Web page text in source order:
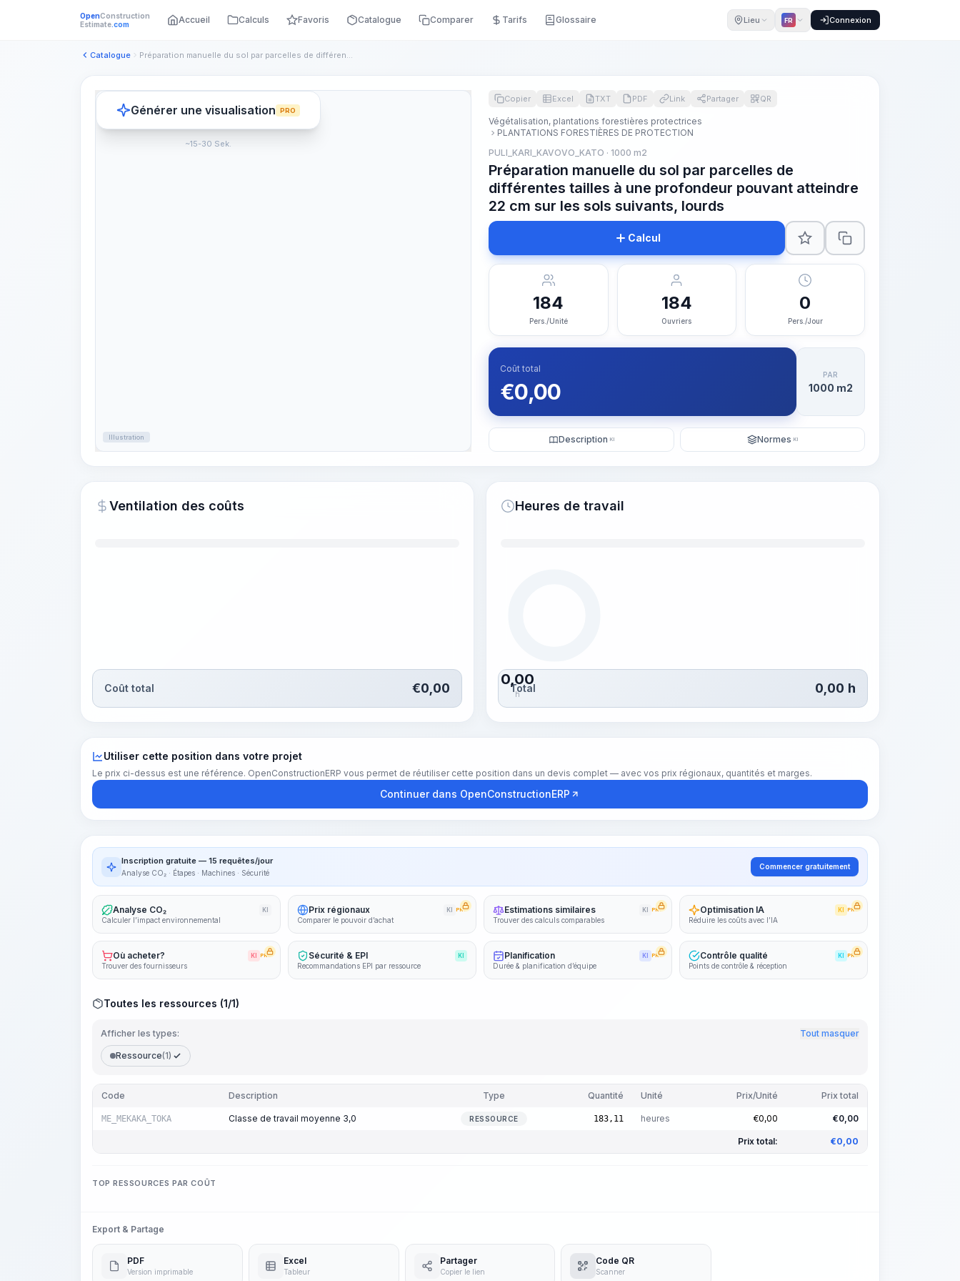
OpenConstruction
Estimate.com Accueil Calculs Favoris Catalogue Comparer Tarifs Glossaire Lieu FR Connexion
Catalogue Préparation manuelle du sol par parcelles de différentes tai...
Illustration
Générer une visualisation PRO
~15-30 Sek.
Copier Excel TXT PDF Link Partager QR
Végétalisation, plantations forestières protectrices
PLANTATIONS FORESTIÈRES DE PROTECTION
PULI_KARI_KAVOVO_KATO · 1000 m2
Préparation manuelle du sol par parcelles de
différentes tailles à une profondeur pouvant atteindre
22 cm sur les sols suivants, lourds
Calcul
184
Pers./Unité
184
Ouvriers
0
Pers./Jour
Coût total
€0,00
PAR
1000 m2
Description KI Normes KI
Ventilation des coûts
Coût total €0,00
Heures de travail
0,00
h
Total 0,00 h
Utiliser cette position dans votre projet
Le prix ci-dessus est une référence. OpenConstructionERP vous permet de réutiliser cette position dans un devis complet — avec vos prix régionaux, quantités et marges.
Continuer dans OpenConstructionERP
Inscription gratuite — 15 requêtes/jour
Analyse CO₂ · Étapes · Machines · Sécurité
Commencer gratuitement
Analyse CO₂ KI
Calculer l’impact environnemental
Prix régionaux KI PRO
Comparer le pouvoir d’achat
Estimations similaires KI PRO
Trouver des calculs comparables
Optimisation IA KI PRO
Réduire les coûts avec l’IA
Où acheter? KI PRO
Trouver des fournisseurs
Sécurité & EPI KI
Recommandations EPI par ressource
Planification KI PRO
Durée & planification d’équipe
Contrôle qualité KI PRO
Points de contrôle & réception
Toutes les ressources (1/1)
Afficher les types: Tout masquer
Ressource(1)
Code Description Type Quantité Unité Prix/Unité Prix total
ME_MEKAKA_TOKA Classe de travail moyenne 3,0 RESSOURCE 183,11 heures €0,00 €0,00
Prix total: €0,00
TOP RESSOURCES PAR COÛT
Export & Partage
PDF
Version imprimable
Excel
Tableur
Partager
Copier le lien
Code QR
Scanner